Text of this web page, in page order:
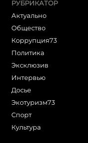
РУБРИКАТОР
Актуально
Общество
Коррупция73
Политика
Эксклюзив
Интервью
Досье
Экотуризм73
Cпорт
Культура